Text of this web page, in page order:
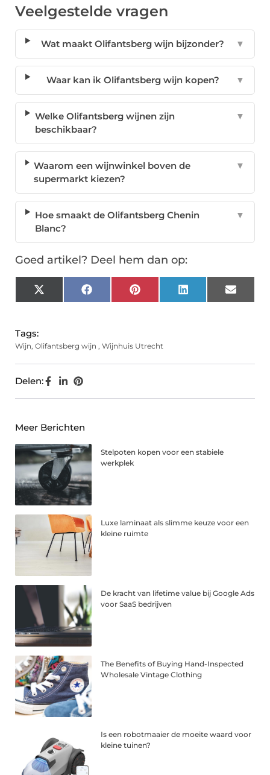
Veelgestelde vragen
Wat maakt Olifantsberg wijn bijzonder? ▼
Waar kan ik Olifantsberg wijn kopen? ▼
Welke Olifantsberg wijnen zijn
beschikbaar?
▼
Waarom een wijnwinkel boven de
supermarkt kiezen?
▼
Hoe smaakt de Olifantsberg Chenin
Blanc?
▼
Goed artikel? Deel hem dan op:
X
(Twitter)
FacebookPinterest LinkedIn Email
Tags:
Wijn, Olifantsberg wijn , Wijnhuis Utrecht
Delen:
Meer Berichten
Stelpoten kopen voor een stabiele
werkplek
Luxe laminaat als slimme keuze voor een
kleine ruimte
De kracht van lifetime value bij Google Ads
voor SaaS bedrijven
The Benefits of Buying Hand-Inspected
Wholesale Vintage Clothing
Is een robotmaaier de moeite waard voor
kleine tuinen?